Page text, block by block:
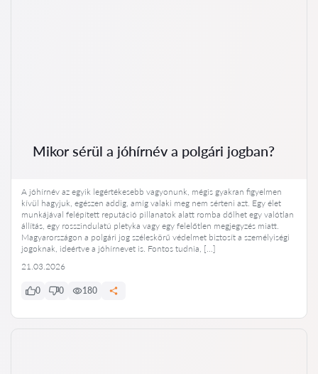
Mikor sérül a jóhírnév a polgári jogban?
A jóhírnév az egyik legértékesebb vagyonunk, mégis gyakran figyelmen
kívül hagyjuk, egészen addig, amíg valaki meg nem sérteni azt. Egy élet
munkájával felépített reputáció pillanatok alatt romba dőlhet egy valótlan
állítás, egy rosszindulatú pletyka vagy egy felelőtlen megjegyzés miatt.
Magyarországon a polgári jog széleskörű védelmet biztosít a személyiségi
jogoknak, ideértve a jóhírnevet is. Fontos tudnia, […]
21.03.2026
0 0 180